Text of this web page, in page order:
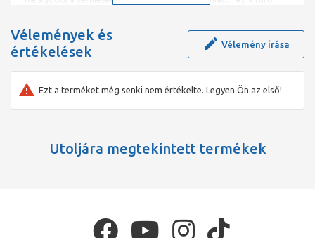
hosszabb ideig is. A biztonságos fogás és a könnyű irányítás
biztosítja, hogy hatékonyan és kényelmesen dolgozhass.
hatékonyságban!
Vélemények és
értékelések
Vélemény írása
Ezt a terméket még senki nem értékelte. Legyen Ön az első!
Utoljára megtekintett termékek